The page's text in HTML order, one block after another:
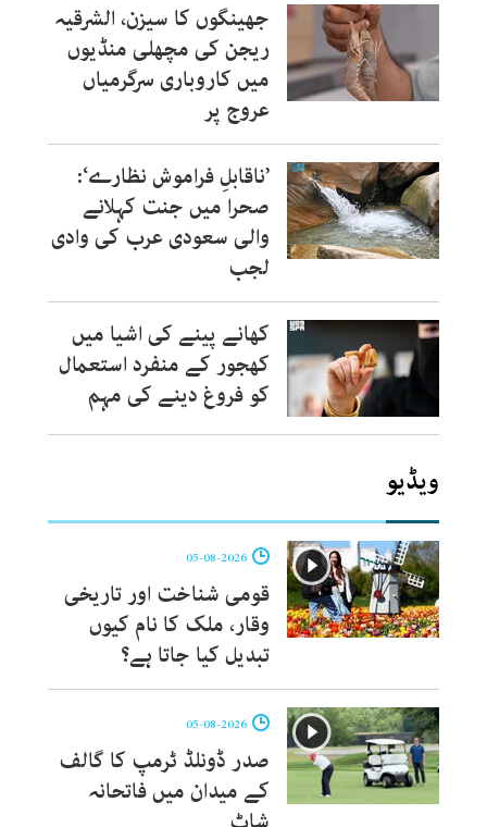
جھینگوں کا سیزن، الشرقیہ
ریجن کی مچھلی منڈیوں
میں کاروباری سرگرمیاں
عروج پر
’ناقابلِ فراموش نظارے‘:
صحرا میں جنت کہلانے
والی سعودی عرب کی وادی
لجب
کھانے پینے کی اشیا میں
کھجور کے منفرد استعمال
کو فروغ دینے کی مہم
ویڈیو
قومی شناخت اور تاریخی
وقار، ملک کا نام کیوں
تبدیل کیا جاتا ہے؟
صدر ڈونلڈ ٹرمپ کا گالف
کے میدان میں فاتحانہ